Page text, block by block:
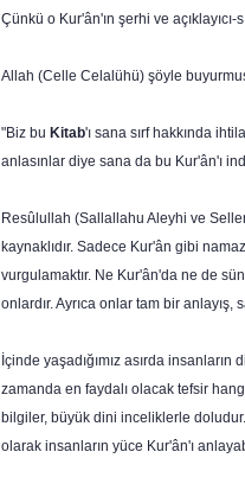
Çünkü o Kur'ân'ın şerhi ve
Allah (Celle Celalühü) şöyle
"Biz bu Kitab'ı sana sırf hakkında
anlasınlar diye sana da bu Kur'ân'ı
Resûlullah (Sallallahu Aleyhi ve
kaynaklıdır. Sadece Kur'ân gibi
vurgulamaktır. Ne Kur'ân'da ne de
onlardır. Ayrıca onlar tam bir
İçinde yaşadığımız asırda
za­manda en faydalı olacak tefsir
bilgiler, büyük dini ince­liklerle
olarak insanların yüce Kur'ân'ı